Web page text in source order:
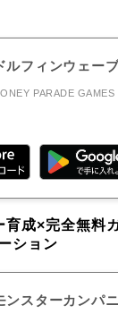
ルフィンウェー
PARADE GAMES
育成×完全無料
ション
ンスターカンパ